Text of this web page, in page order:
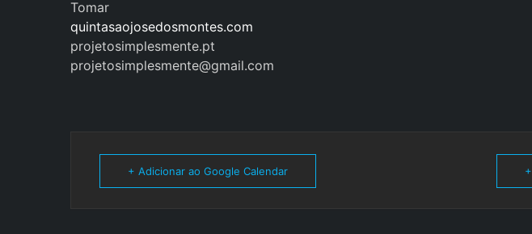
Tomar
quintasaojosedosmontes.com
projetosimplesmente.pt
projetosimplesmente@gmail.com
+ Adicionar ao Google Calendar